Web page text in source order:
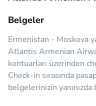
Belgeler
Ermenistan - Moskova
Atlantis Armenian
kontuarları üzerinden
Check-in sırasında
belgelerinizin